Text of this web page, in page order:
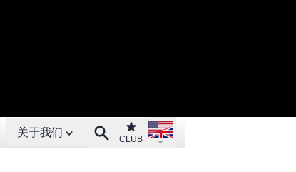
Open About menu
关于我们 SearchClub
CLUB
Open language menu